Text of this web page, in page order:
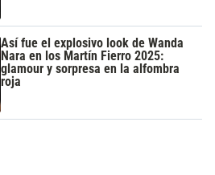
Así fue el explosivo look de Wanda
Nara en los Martín Fierro 2025:
glamour y sorpresa en la alfombra
roja